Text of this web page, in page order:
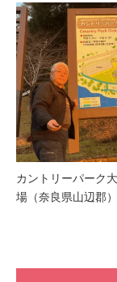
カントリーパーク
場（奈良県山辺郡）